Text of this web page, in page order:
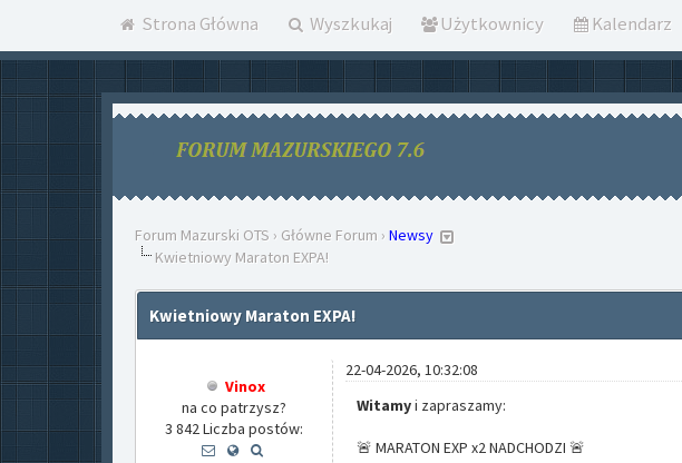
Strona Główna Wyszkukaj Użytkownicy Kalendarz
Forum Mazurski OTS › Główne Forum › Newsy
Kwietniowy Maraton EXPA!
Kwietniowy Maraton EXPA!
Vinox
na co patrzysz?
3 842 Liczba postów:
22-04-2026, 10:32:08
Witamyi zapraszamy:
🚨 MARATON EXP x2 NADCHODZI 🚨